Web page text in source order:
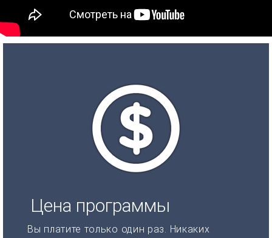
Цена программы
Вы платите только один раз. Никаких